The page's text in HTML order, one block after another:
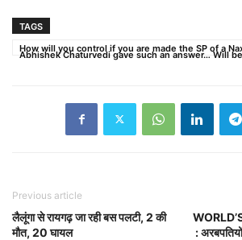
TAGS
How will you control if you are made the SP of a
Abhishek Chaturvedi gave such an answer… Will
Previous article
लैलूंगा से रायगढ़ जा रही बस पलटी, 2 की
मौत, 20 घायल
: